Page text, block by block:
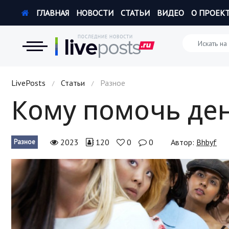
Новости
Экономика
Происшествия
Hi-Tech. Интернет
Россия
Наука и техника
Политика
ГЛАВНАЯ НОВОСТИ СТАТЬИ ВИДЕО О
LivePosts / Статьи / Разное
Кому помочь
Разное 2023 120 0 0 Автор: Bhbyf